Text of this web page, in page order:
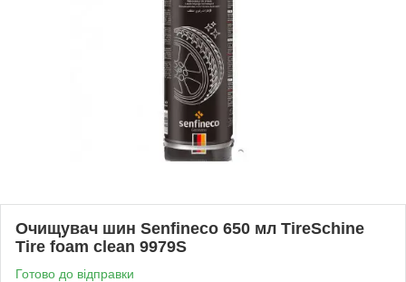
Очищувач шин Senfineco 650 мл TireSchine
Tire foam clean 9979S
Готово до відправки